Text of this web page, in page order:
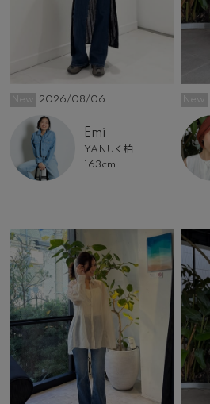
2026/08/06
Emi
YANUK 柏
163cm